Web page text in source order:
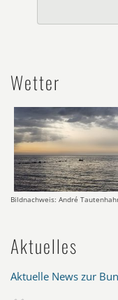
Wetter
Bildnachweis: André
Aktuelles
Aktuelle News zur